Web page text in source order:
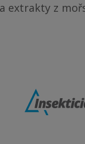
extrakty z